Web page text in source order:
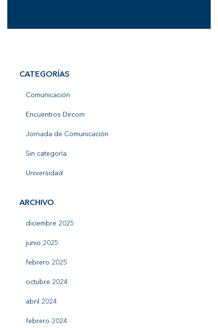
CATEGORÍAS
Comunicación
Encuentros Dircom
Jornada de Comunicación
Sin categoría
Universidad
ARCHIVO
diciembre 2025
junio 2025
febrero 2025
octubre 2024
abril 2024
febrero 2024